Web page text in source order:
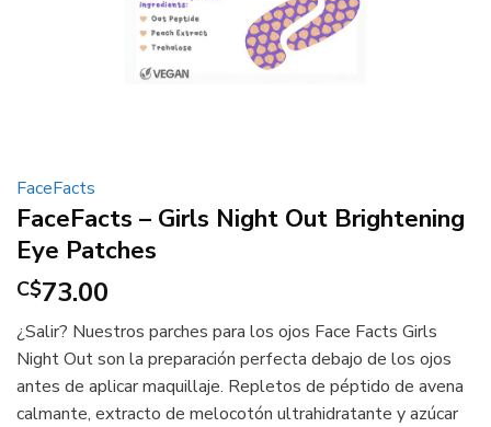
FaceFacts
FaceFacts – Girls Night Out Brightening
Eye Patches
C$73.00
¿Salir? Nuestros parches para los ojos Face Facts Girls
Night Out son la preparación perfecta debajo de los ojos
antes de aplicar maquillaje. Repletos de péptido de avena
calmante, extracto de melocotón ultrahidratante y azúcar